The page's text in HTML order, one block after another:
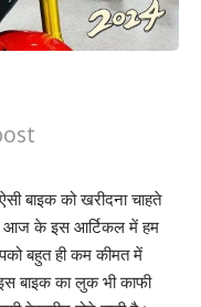
बाइक को खरीदना चाहते
आज के इस आर्टिकल में हम
बहुत ही कम कीमत में
बाइक का लुक भी काफी